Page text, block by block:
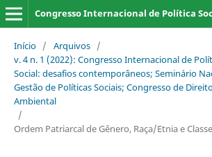
Início / Arquivos /
v. 4 n. 1 (2022): Congresso Internacional de
Social: desafios contemporâneos; Seminário
Gestão de Políticas Sociais; Congresso de
Ambiental
/
Ordem Patriarcal de Gênero, Raça/Etnia e Classe